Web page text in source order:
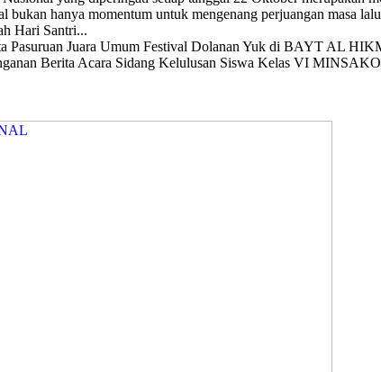
bukan hanya momentum untuk mengenang perjuangan masa
Hari Santri...
Pasuruan Juara Umum Festival Dolanan Yuk di BAYT AL
Berita Acara Sidang Kelulusan Siswa Kelas VI